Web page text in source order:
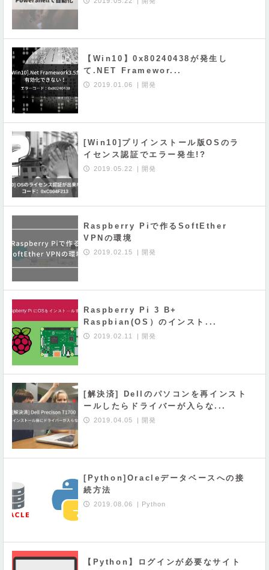
【Win10】0x80240438が発生し
て.NET Framewor...
2019.01.06 開発
[Win10]プリインストール版OSのラ
イセンス認証でエラー発生!?
2019.05.22 開発
Raspberry Piで作るSoftEther
VPNの環境
2019.02.15 開発
Raspberry Pi 3 B+
Raspbian(OS）のインスト...
2019.02.11 開発
[解決済] Dellのパソコンを再インスト
ールしたらドライバーが入らな...
2019.04.05 開発
[Python]Oracleデータベースへの接
続方法
2019.08.06 Python
【Python】ログインが必要なサイト